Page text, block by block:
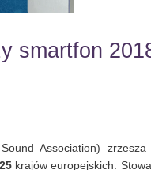
smartfon
Association) zrzesza
25krajów europejskich.